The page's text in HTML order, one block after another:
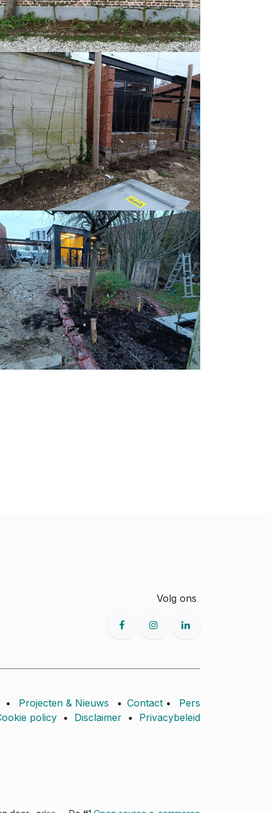
Volg ons
• Projecten & Nieuws • Contact •
Pers
policy • Disclaimer • Privacybeleid